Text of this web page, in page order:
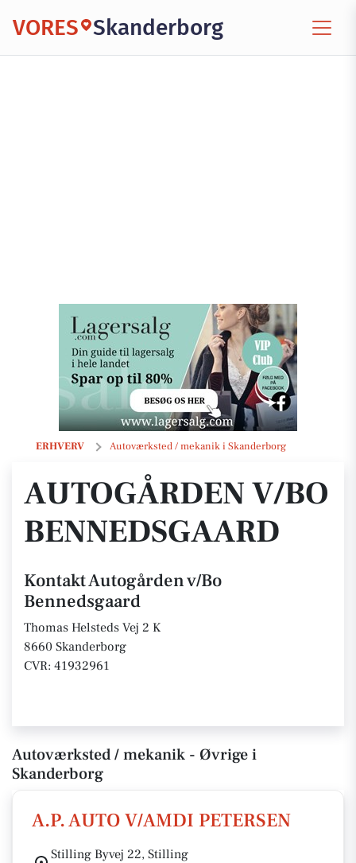
VORES Skanderborg
ERHVERV Autoværksted / mekanik i Skanderborg
Autogården v/Bo Bennedsgaard
AUTOGÅRDEN V/BO
BENNEDSGAARD
Kontakt Autogården v/Bo
Bennedsgaard
Thomas Helsteds Vej 2 K
8660 Skanderborg
CVR: 41932961
Autoværksted / mekanik - Øvrige i
Skanderborg
A.P. AUTO V/AMDI PETERSEN
Stilling Byvej 22, Stilling